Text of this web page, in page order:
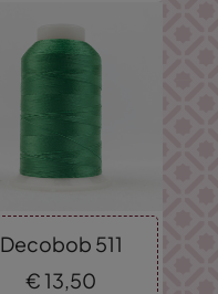
Decobob 511
€13, 50